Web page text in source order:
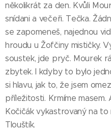
několikrát za den. Kvůli
snídani a večeři. Tečka.
se zapomeneš, najednou
hroudu u Žofčiny mističky.
soustek, jde pryč. Mourek
zbytek. I kdyby to bylo
si hlavu, jak to, že jsem
příležitosti. Krmíme
Kočičák vykastrovaný na
Tlouštík.